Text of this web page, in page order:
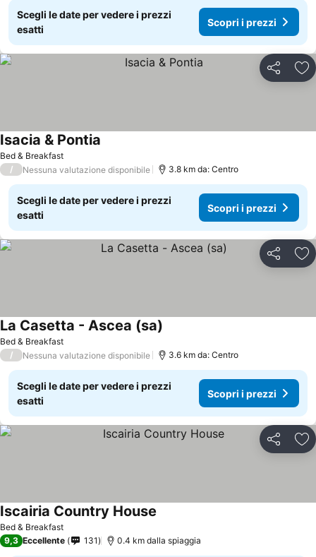
Scegli le date per vedere i prezzi
esatti
Scopri i prezzi
Condividi
Bed & Breakfast
Isacia & Pontia
/ Nessuna valutazione disponibile 3.8 km da: Centro
Scegli le date per vedere i prezzi
esatti
Scopri i prezzi
Condividi
Bed & Breakfast
La Casetta - Ascea (sa)
/ Nessuna valutazione disponibile 3.6 km da: Centro
Scegli le date per vedere i prezzi
esatti
Scopri i prezzi
Condividi
Bed & Breakfast
Iscairia Country House
9,3 Eccellente 131 0.4 km dalla spiaggia